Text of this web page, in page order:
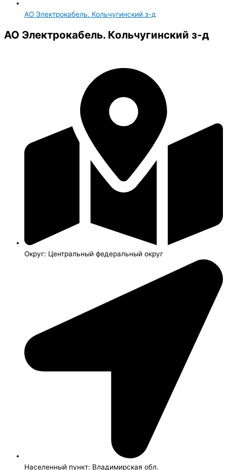
АО Электрокабель. Кольчугинский з-д
АО Электрокабель. Кольчугинский з-д
Округ: Центральный федеральный округ
Населенный пункт: Владимирская обл.